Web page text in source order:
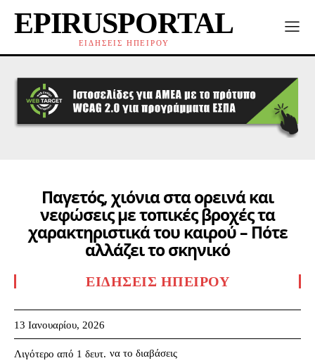
EPIRUSPORTAL
ΕΙΔΗΣΕΙΣ ΗΠΕΙΡΟΥ
Παγετός, χιόνια στα ορεινά και
νεφώσεις με τοπικές βροχές τα
χαρακτηριστικά του καιρού – Πότε
αλλάζει το σκηνικό
ΕΙΔΉΣΕΙΣ ΗΠΕΊΡΟΥ
13 Ιανουαρίου, 2026
Λιγότερο από 1 δευτ. να το διαβάσεις